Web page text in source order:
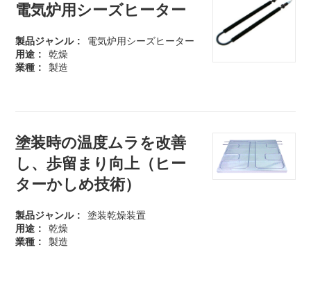
電気炉用シーズヒーター
製品ジャンル
電気炉用シーズヒーター
用途
乾燥
業種
製造
塗装時の温度ムラを改善
し、歩留まり向上（ヒー
ターかしめ技術）
製品ジャンル
塗装乾燥装置
用途
乾燥
業種
製造